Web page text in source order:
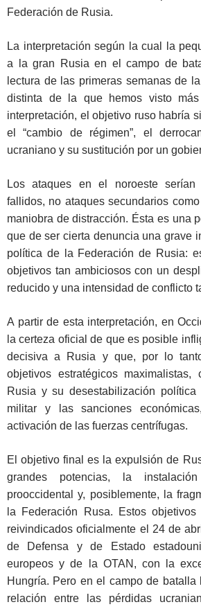
Federación de Rusia.
La interpretación según la cual la
a la gran Rusia en el campo de
lectura de las primeras semanas de
distinta de la que hemos visto
interpretación, el objetivo ruso habría
el “cambio de régimen”, el
ucraniano y su sustitución por un
Los ataques en el noroeste serían
fallidos, no ataques secundarios
maniobra de distracción. Ésta es una
que de ser cierta denuncia una grave
política de la Federación de Rusia:
objetivos tan ambiciosos con un
reducido y una intensidad de conflicto
A partir de esta interpretación, en
la certeza oficial de que es posible
decisiva a Rusia y que, por lo
objetivos estratégicos
Rusia y su desestabilización política
militar y las sanciones
activación de las fuerzas centrífugas.
El objetivo final es la expulsión de
grandes potencias, la
prooccidental y, posiblemente, la
la Federación Rusa. Estos objetivos
reivindicados oficialmente el 24 de
de Defensa y de Estado
europeos y de la OTAN, con la
Hungría. Pero en el campo de
relación entre las pérdidas